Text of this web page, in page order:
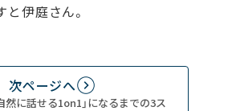
伊庭さん。
次ページへ
然に話せる1on1」になるまでの3ス